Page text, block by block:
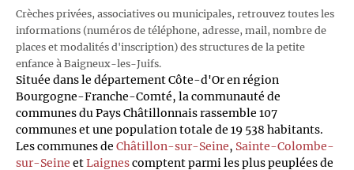
Crèches privées, associatives ou municipales, retrouvez toutes les
informations (numéros de téléphone, adresse, mail, nombre de
places et modalités d'inscription) des structures de la petite
enfance à Baigneux-les-Juifs.
Située dans le département Côte-d'Or en région
Bourgogne-Franche-Comté, la communauté de
communes du Pays Châtillonnais rassemble 107
communes et une population totale de 19 538 habitants.
Les communes de Châtillon-sur-Seine, Sainte-Colombe-
sur-Seine etLaignescomptent parmi les plus peuplées de